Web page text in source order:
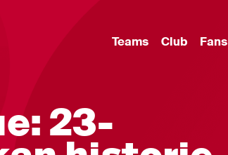
Teams Club Fans
23-